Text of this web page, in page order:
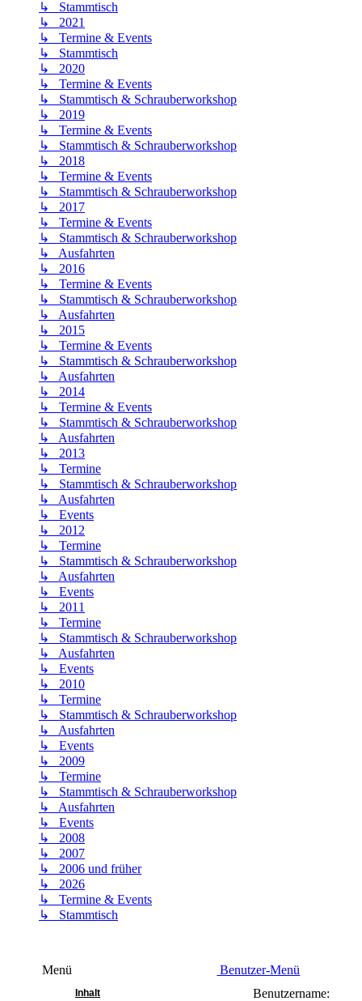
↳ Stammtisch
↳ 2021
↳ Termine & Events
↳ Stammtisch
↳ 2020
↳ Termine & Events
↳ Stammtisch & Schrauberworkshop
↳ 2019
↳ Termine & Events
↳ Stammtisch & Schrauberworkshop
↳ 2018
↳ Termine & Events
↳ Stammtisch & Schrauberworkshop
↳ 2017
↳ Termine & Events
↳ Stammtisch & Schrauberworkshop
↳ Ausfahrten
↳ 2016
↳ Termine & Events
↳ Stammtisch & Schrauberworkshop
↳ Ausfahrten
↳ 2015
↳ Termine & Events
↳ Stammtisch & Schrauberworkshop
↳ Ausfahrten
↳ 2014
↳ Termine & Events
↳ Stammtisch & Schrauberworkshop
↳ Ausfahrten
↳ 2013
↳ Termine
↳ Stammtisch & Schrauberworkshop
↳ Ausfahrten
↳ Events
↳ 2012
↳ Termine
↳ Stammtisch & Schrauberworkshop
↳ Ausfahrten
↳ Events
↳ 2011
↳ Termine
↳ Stammtisch & Schrauberworkshop
↳ Ausfahrten
↳ Events
↳ 2010
↳ Termine
↳ Stammtisch & Schrauberworkshop
↳ Ausfahrten
↳ Events
↳ 2009
↳ Termine
↳ Stammtisch & Schrauberworkshop
↳ Ausfahrten
↳ Events
↳ 2008
↳ 2007
↳ 2006 und früher
↳ 2026
↳ Termine & Events
↳ Stammtisch
Menü
Inhalt
Benutzer-Menü
Benutzername: